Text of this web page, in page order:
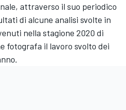
attraverso il suo periodico
di alcune analisi svolte in
nella stagione 2020 di
fotografa il lavoro svolto dei